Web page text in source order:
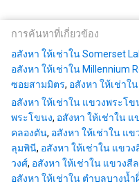
การค้นหาที่เกี่ยวข้อง
อสังหา ให้เช่าใน Somerset
อสังหา ให้เช่าใน Millennium
ซอยสามมิตร, อสังหา ให้เช่าใ
อสังหา ให้เช่าใน แขวงพระโข
พระโขนง, อสังหา ให้เช่าใน
คลองตัน, อสังหา ให้เช่าใน แ
ลุมพินี, อสังหา ให้เช่าใน แขวง
วงศ์, อสังหา ให้เช่าใน แขวงสี
อสังหา ให้เช่าใน ตำบลบางน้ำ